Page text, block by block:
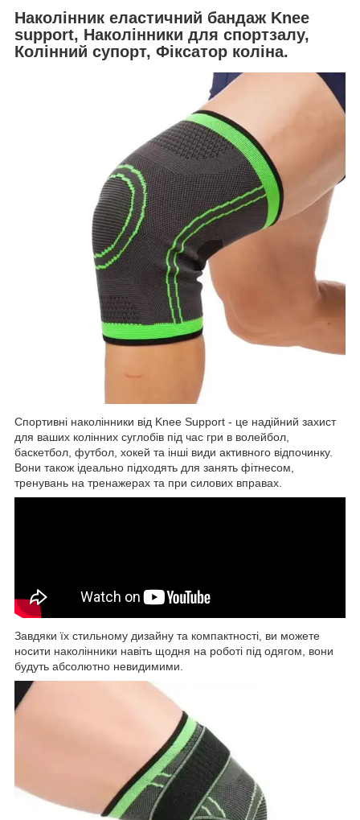
Наколінник еластичний бандаж Knee
support, Наколінники для спортзалу,
Колінний супорт, Фіксатор коліна.
Спортивні наколінники від Knee Support - це надійний захист
для ваших колінних суглобів під час гри в волейбол,
баскетбол, футбол, хокей та інші види активного відпочинку.
Вони також ідеально підходять для занять фітнесом,
тренувань на тренажерах та при силових вправах.
Завдяки їх стильному дизайну та компактності, ви можете
носити наколінники навіть щодня на роботі під одягом, вони
будуть абсолютно невидимими.